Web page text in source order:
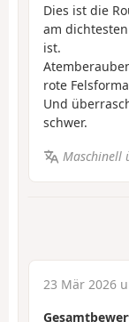
Dies ist die
am
ist.
rote
Und
schwer.
Maschinell
23 Mär 2026